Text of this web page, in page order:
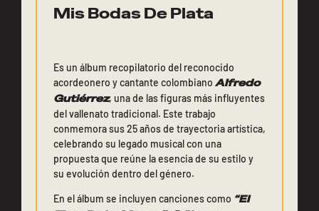
Mis Bodas De Plata
Es un álbum recopilatorio del reconocido
acordeonero y cantante colombiano Alfredo
Gutiérrez, una de las figuras más influyentes
del vallenato tradicional. Este trabajo
conmemora sus 25 años de trayectoria artística,
celebrando su legado musical con una
propuesta que reúne la esencia de su estilo y
su evolución dentro del género.
En el álbum se incluyen canciones como “El